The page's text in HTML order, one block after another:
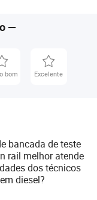
—
bom Excelente
bancada de teste
rail melhor atende
dos técnicos
diesel?